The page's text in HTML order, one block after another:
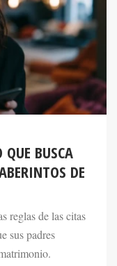
QUE BUSCA
DE
reglas de las citas
sus padres